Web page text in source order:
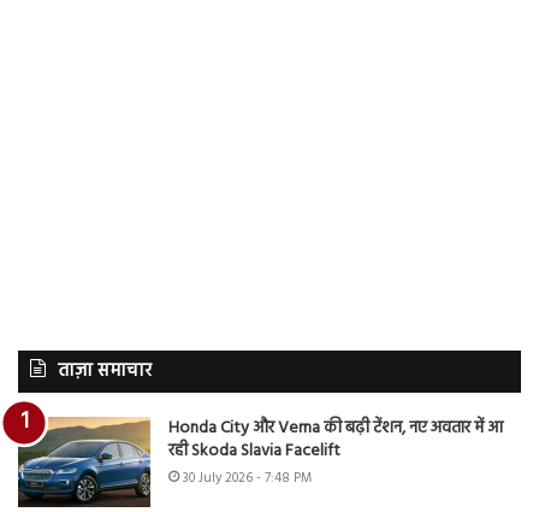
ताज़ा समाचार
Honda City और Verna की बढ़ी टेंशन, नए अवतार में आ
रही Skoda Slavia Facelift
30 July 2026 - 7:48 PM